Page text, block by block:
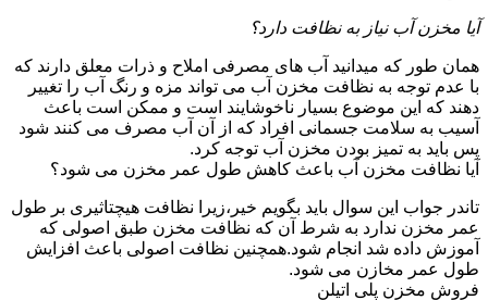
آیا مخزن آب نیاز به نظافت دارد؟
همان طور که میدانید آب های مصرفی املاح و ذرات معلق دارند که
با عدم توجه به نظافت مخزن آب می تواند مزه و رنگ آب را تغییر
دهند که این موضوع بسیار ناخوشایند است و ممکن است باعث
آسیب به سلامت جسمانی افراد که از آن آب مصرف می کنند شود
پس باید به تمیز بودن مخزن آب توجه کرد.
آیا نظافت مخزن آب باعث کاهش طول عمر مخزن می شود؟
تاندر جواب این سوال باید بگویم خیر،زیرا نظافت هیچتاثیری بر طول
عمر مخزن ندارد به شرط آن که نظافت مخزن طبق اصولی که
آموزش داده شد انجام شود.همچنین نظافت اصولی باعث افزایش
طول عمر مخازن می شود.
فروش مخزن پلی اتیلن